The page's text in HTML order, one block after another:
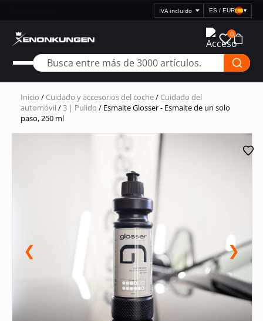
Seleccionar
visualización
precios
ES / EUR ▾
0
Inicio / Cuidado y accesorios del coche/ Cuidado del
automóvil /3 | Pulido / Esmalte Glosser - Esmalte de un solo
paso, 250 ml
❮ ❯